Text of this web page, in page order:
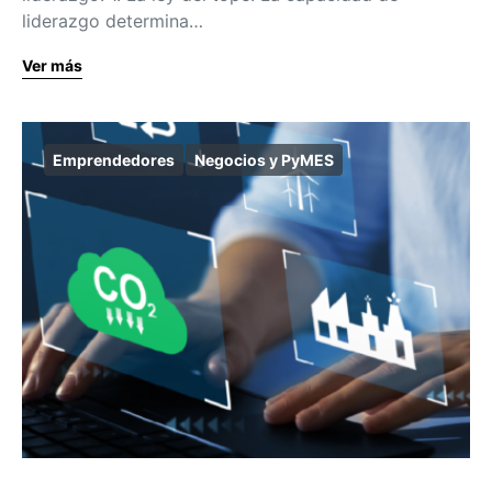
liderazgo determina…
Ver más
Emprendedores Negocios y PyMES